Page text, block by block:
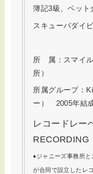
簿記3級、ペット
スキューバダイ
所 属：スマイ
所）
所属グループ：
ー） 2005年結
レコードレー
RECORDING
♦ジャニーズ事務所と
が合同で設立したレ